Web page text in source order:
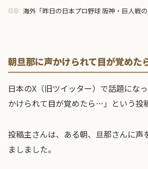
08 海外「昨日の日本プロ野球 阪神・巨人戦の
朝旦那に声かけられて目が覚めた
日本のX（旧ツイッター）で話題にな
かけられて目が覚めたら…」という投
投稿主さんは、ある朝、旦那さんに声
ましました。